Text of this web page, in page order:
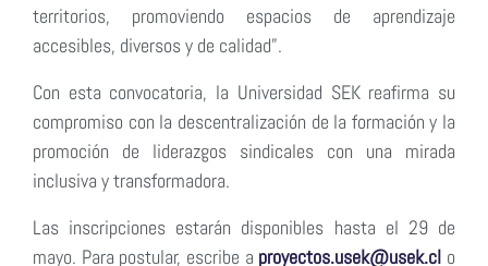
territorios, promoviendo espacios de aprendizaje
accesibles, diversos y de calidad”.
Con esta convocatoria, la Universidad SEK reafirma su
compromiso con la descentralización de la formación y la
promoción de liderazgos sindicales con una mirada
inclusiva y transformadora.
Las inscripciones estarán disponibles hasta el 29 de
mayo. Para postular, escribe a proyectos.usek@usek.cl o